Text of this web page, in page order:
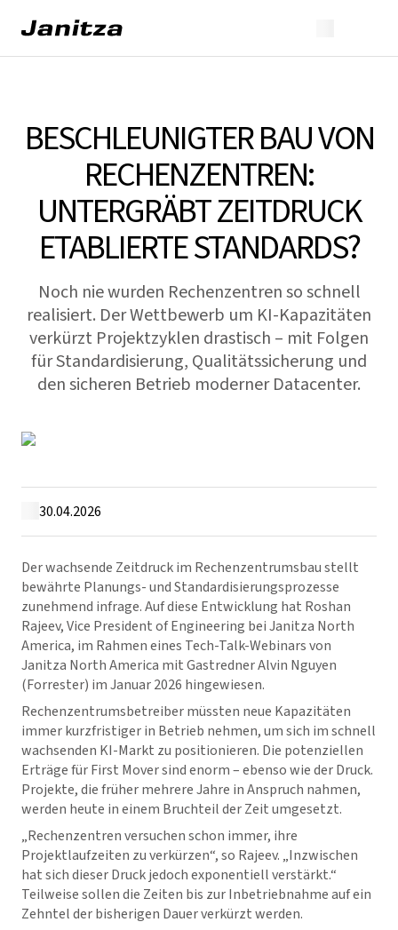
BESCHLEUNIGTER BAU VON
RECHENZENTREN:
UNTERGRÄBT ZEITDRUCK
ETABLIERTE STANDARDS?
Noch nie wurden Rechenzentren so schnell
realisiert. Der Wettbewerb um KI-Kapazitäten
verkürzt Projektzyklen drastisch – mit Folgen
für Standardisierung, Qualitätssicherung und
den sicheren Betrieb moderner Datacenter.
30.04.2026
Der wachsende Zeitdruck im Rechenzentrumsbau stellt
bewährte Planungs- und Standardisierungsprozesse
zunehmend infrage. Auf diese Entwicklung hat Roshan
Rajeev, Vice President of Engineering bei Janitza North
America, im Rahmen eines Tech-Talk-Webinars von
Janitza North America mit Gastredner Alvin Nguyen
(Forrester) im Januar 2026 hingewiesen.
Rechenzentrumsbetreiber müssten neue Kapazitäten
immer kurzfristiger in Betrieb nehmen, um sich im schnell
wachsenden KI-Markt zu positionieren. Die potenziellen
Erträge für First Mover sind enorm – ebenso wie der Druck.
Projekte, die früher mehrere Jahre in Anspruch nahmen,
werden heute in einem Bruchteil der Zeit umgesetzt.
„Rechenzentren versuchen schon immer, ihre
Projektlaufzeiten zu verkürzen“, so Rajeev. „Inzwischen
hat sich dieser Druck jedoch exponentiell verstärkt.“
Teilweise sollen die Zeiten bis zur Inbetriebnahme auf ein
Zehntel der bisherigen Dauer verkürzt werden.